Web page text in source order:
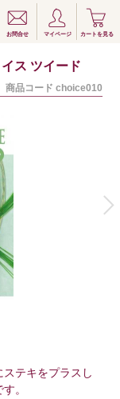
お問合せ マイページ カートを見る
ス ツイード
商品コード choice010
テキをプラスし
。